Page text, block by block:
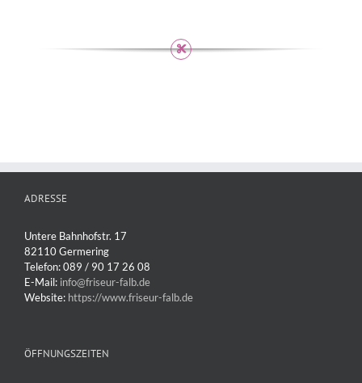
ADRESSE
Untere Bahnhofstr. 17
82110 Germering
Telefon: 089 / 90 17 26 08
E-Mail: info@friseur-falb.de
Website: https://www.friseur-falb.de
ÖFFNUNGSZEITEN